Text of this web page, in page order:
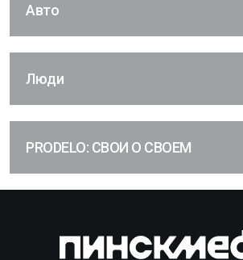
Авто
Люди
PRODELO: СВОИ О СВОЕМ